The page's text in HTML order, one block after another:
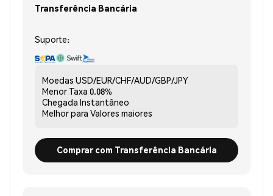
Transferência Bancária
Suporte:
Moedas USD/EUR/CHF/AUD/GBP/JPY
Menor Taxa 0.08%
Chegada Instantâneo
Melhor para Valores maiores
Comprar com Transferência Bancária